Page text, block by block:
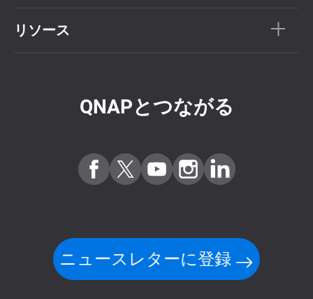
リソース
QNAPとつながる
ニュースレターに登録